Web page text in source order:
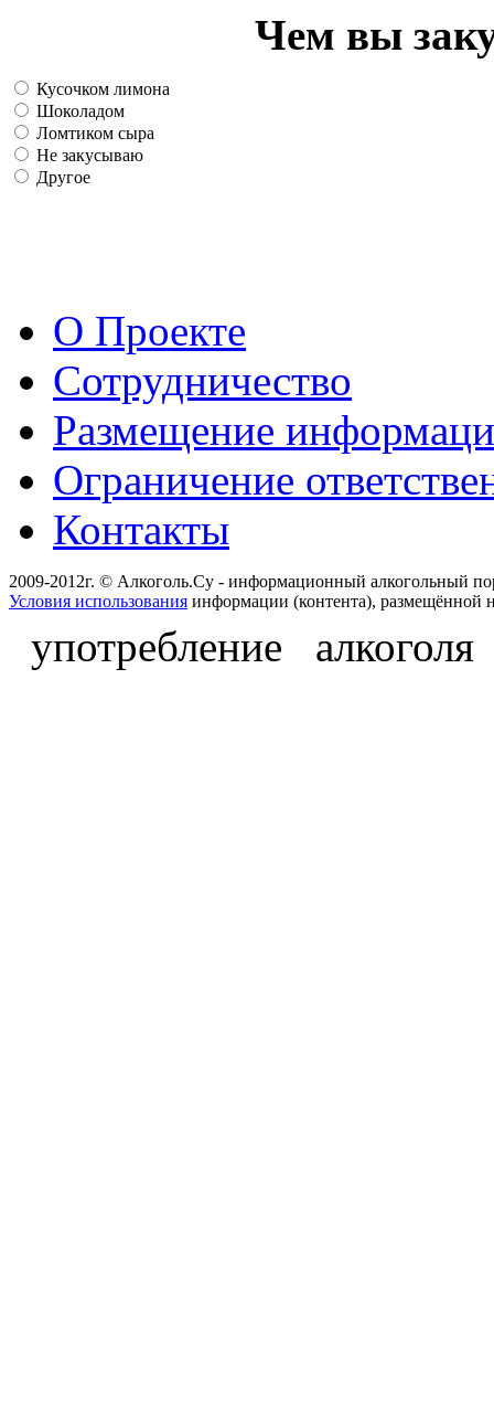
Чем вы
Кусочком лимона
Шоколадом
Ломтиком сыра
Не закусываю
Другое
О Проекте
Сотрудничество
Размещение
Ограничение
Контакты
2009-2012г. © Алкоголь.Су - информационный алкогольный
Условия использования информации (контента), размещённой
употребление